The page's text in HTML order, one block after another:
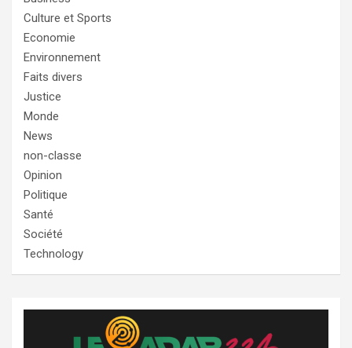
Culture et Sports
Economie
Environnement
Faits divers
Justice
Monde
News
non-classe
Opinion
Politique
Santé
Société
Technology